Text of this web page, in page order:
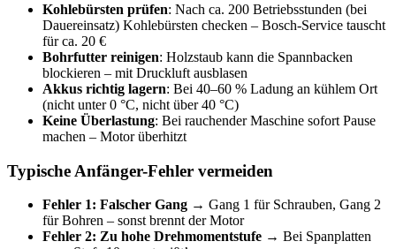
Kohlebürsten prüfen: Nach ca. 200 Betriebsstunden (bei
Dauereinsatz) Kohlebürsten checken – Bosch-Service tauscht
für ca. 20 €
Bohrfutter reinigen: Holzstaub kann die Spannbacken
blockieren – mit Druckluft ausblasen
Akkus richtig lagern: Bei 40–60 % Ladung an kühlem Ort
(nicht unter 0 °C, nicht über 40 °C)
Keine Überlastung: Bei rauchender Maschine sofort Pause
machen – Motor überhitzt
Typische Anfänger-Fehler vermeiden
Fehler 1: Falscher Gang → Gang 1 für Schrauben, Gang 2
für Bohren – sonst brennt der Motor
Fehler 2: Zu hohe Drehmomentstufe → Bei Spanplatten